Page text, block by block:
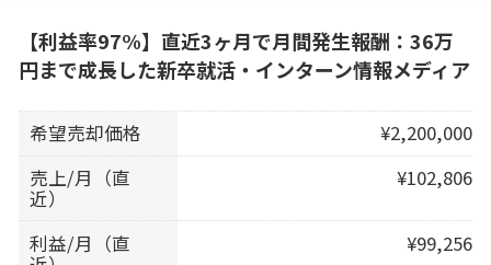
【利益率97%】直近3ヶ月で月間発生報酬：36万
円まで成長した新卒就活・インターン情報メディア
希望売却価格
¥2,200,000
売上/月（直
近）
¥102,806
利益/月（直 ¥99,256